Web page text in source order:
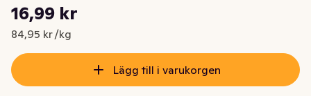
Nuvarande pris är: 16,99 kr
16,99 kr
84,95 kr /kg
Styckpris: 84,95 kr /kg
Lägg till i varukorgen